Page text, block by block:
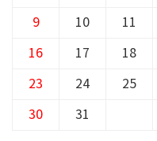
9 10 11
16 17 18
23 24 25
30 31